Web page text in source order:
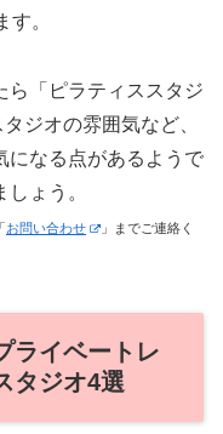
。
ら「ピラティススタジ
ジオの雰囲気など、
になる点があるようで
ょう。
お問い合わせ 」までご連絡く
ライベートレ
タジオ4選